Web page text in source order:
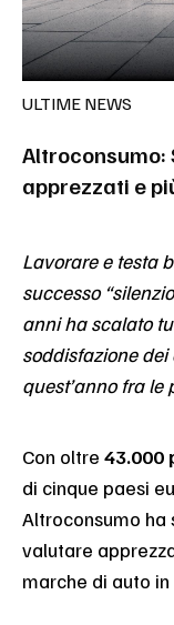
ULTIME NEWS
Altroconsumo:
apprezzati e
Lavorare e testa
successo
anni ha scalato
soddisfazione
quest’anno fra le
Con oltre 43.000
di cinque paesi
Altroconsumo
valutare
marche di auto